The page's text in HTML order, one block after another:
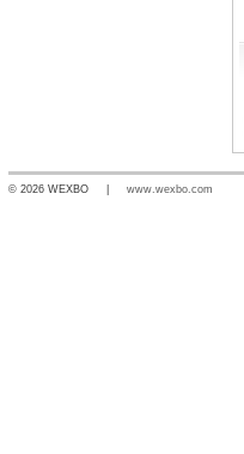
© 2026 WEXBO | www.wexbo.com